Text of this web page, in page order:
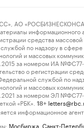
АО
информационного
средства
по надзору в сфере
и массовых
за номером ИА
о регистрации
службой по
и массовых
за номером ЭЛ
«РБК».
18+
информационное
Мосбиржа Санкт-